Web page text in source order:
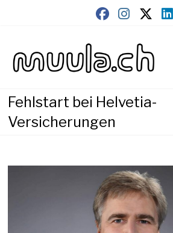
Fehlstart bei Helvetia-
Versicherungen